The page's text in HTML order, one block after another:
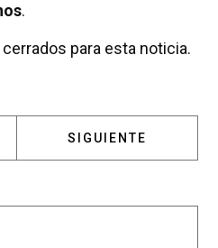
.
para esta noticia.
CLUB HOCKEY
ARTÍCULO
SIGUIENTE